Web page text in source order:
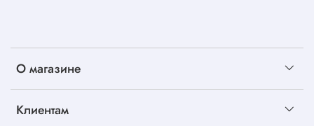
О магазине
Клиентам